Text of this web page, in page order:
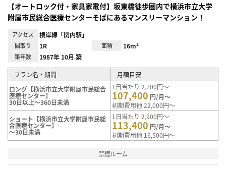
【オートロック付・家具家電付】坂東橋徒歩圏内で横浜市立大学
附属市民総合医療センターそばにあるマンスリーマンション！
アクセス 根岸線「関内駅」
間取り 1R 面積 16m²
築年数 1987年 10月 築
プラン名・期間
月額目安
ロング【横浜市立大学附属市民総合
医療センター】
30日以上～360日未満
1日当たり 2,700円～
107,400 円/月～
初期費用他 22,000円～
ショート【横浜市立大学附属市民総
合医療センター】
～30日未満
1日当たり 2,900円～
113,400 円/月～
初期費用他 16,500円～
禁煙ルーム